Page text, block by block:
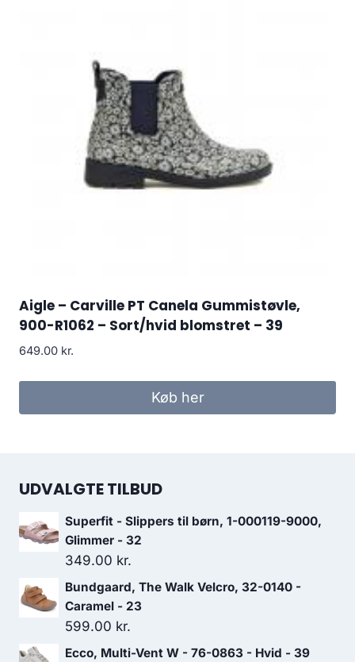
Aigle – Carville PT Canela Gummistøvle,
900-R1062 – Sort/hvid blomstret – 39
649.00 kr.
Køb her
UDVALGTE TILBUD
Superfit - Slippers til børn, 1-000119-9000,
Glimmer - 32
349.00 kr.
Bundgaard, The Walk Velcro, 32-0140 -
Caramel - 23
599.00 kr.
Ecco, Multi-Vent W - 76-0863 - Hvid - 39